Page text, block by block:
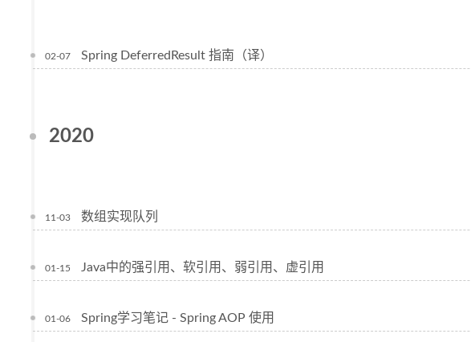
02-07 Spring DeferredResult 指南（译）
2020
11-03 数组实现队列
01-15 Java中的强引用、软引用、弱引用、虚引用
01-06 Spring学习笔记 - Spring AOP 使用